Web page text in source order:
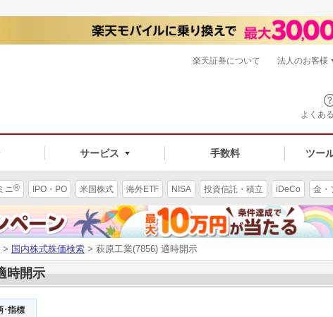
よくあ
サービス 手数料 ツー
楽天証券について 法人のお客様
ニ® IPO・PO 米国株式 海外ETF NISA 投資信託・積立 iDeCo 金・
> 国内株式株価検索 > 萩原工業(7856) 適時開示
時開示
･指標